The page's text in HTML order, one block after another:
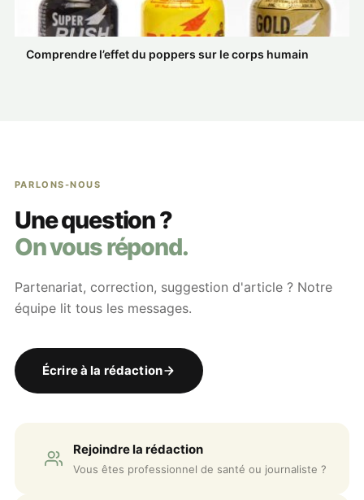
Comprendre l’effet du poppers sur le corps humain
PARLONS-NOUS
Une question ?
On vous répond.
Partenariat, correction, suggestion d'article ? Notre
équipe lit tous les messages.
Écrire à la rédaction
Rejoindre la rédaction
Vous êtes professionnel de santé ou journaliste ?